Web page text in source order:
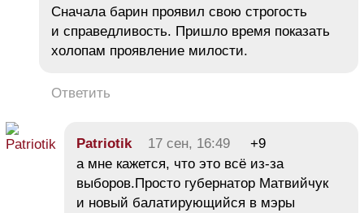
Сначала барин проявил свою строгость
и справедливость. Пришло время показать
холопам проявление милости.
Ответить
Patriotik 17 сен, 16:49
+9
а мне кажется, что это всё из-за
выборов.Просто губернатор Матвийчук
и новый балатирующийся в мэры